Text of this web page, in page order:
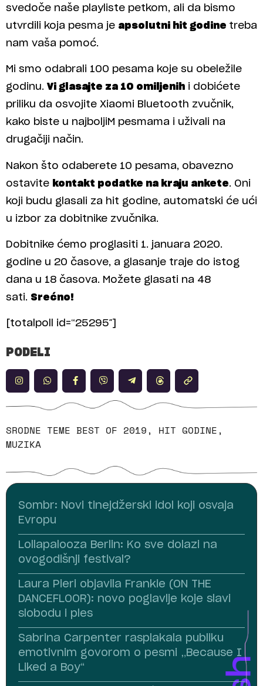
svedoče naše playliste petkom, ali da bismo
utvrdili koja pesma je apsolutni hit godine treba
nam vaša pomoć.
Mi smo odabrali 100 pesama koje su obeležile
godinu. Vi glasajte za 10 omiljenih i dobićete
priliku da osvojite Xiaomi Bluetooth zvučnik,
kako biste u najboljiM pesmama i uživali na
drugačiji način.
Nakon što odaberete 10 pesama, obavezno
ostavite kontakt podatke na kraju ankete. Oni
koji budu glasali za hit godine, automatski će ući
u izbor za dobitnike zvučnika.
Dobitnike ćemo proglasiti 1. januara 2020.
godine u 20 časove, a glasanje traje do istog
dana u 18 časova. Možete glasati na 48
sati. Srećno!
[totalpoll id=“25295″]
PODELI
SRODNE TEME BEST OF 2019, HIT GODINE,
MUZIKA
Sombr: Novi tinejdžerski idol koji osvaja
Evropu
Lollapalooza Berlin: Ko sve dolazi na
ovogodišnji festival?
Laura Pieri objavila Frankie (ON THE
DANCEFLOOR): novo poglavlje koje slavi
slobodu i ples
Sabrina Carpenter rasplakala publiku
emotivnim govorom o pesmi „Because I
Liked a Boy“